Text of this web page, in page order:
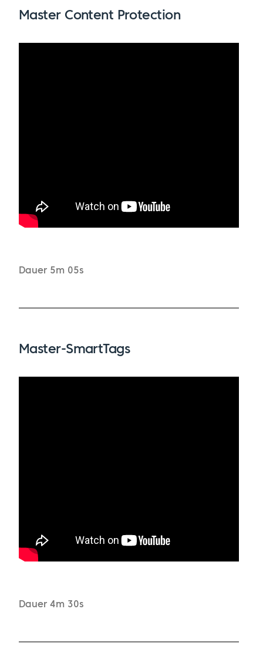
Master Content Protection
Dauer 5m 05s
Master-SmartTags
Dauer 4m 30s